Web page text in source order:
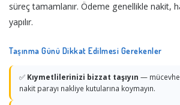
süreç tamamlanır. Ödeme genellikle nakit,
yapılır.
Taşınma Günü Dikkat Edilmesi Gerekenler
✅ Kıymetlilerinizi bizzat taşıyın —
nakit parayı nakliye kutularına koymayın.